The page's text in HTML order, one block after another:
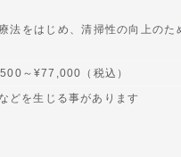
法をはじめ、清掃性の向上のた
～¥77,000（税込）
どを生じる事があります